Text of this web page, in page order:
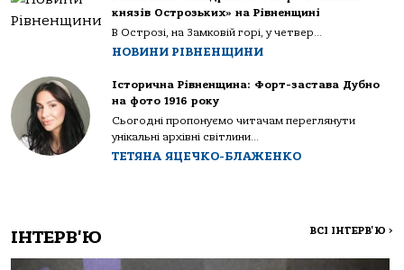
князів Острозьких» на Рівненщині
В Острозі, на Замковій горі, у четвер...
НОВИНИ РІВНЕНЩИНИ
Історична Рівненщина: Форт-застава Дубно
на фото 1916 року
Сьогодні пропонуємо читачам переглянути
унікальні архівні світлини...
ТЕТЯНА ЯЦЕЧКО-БЛАЖЕНКО
ІНТЕРВ'Ю ВСІ ІНТЕРВ'Ю >